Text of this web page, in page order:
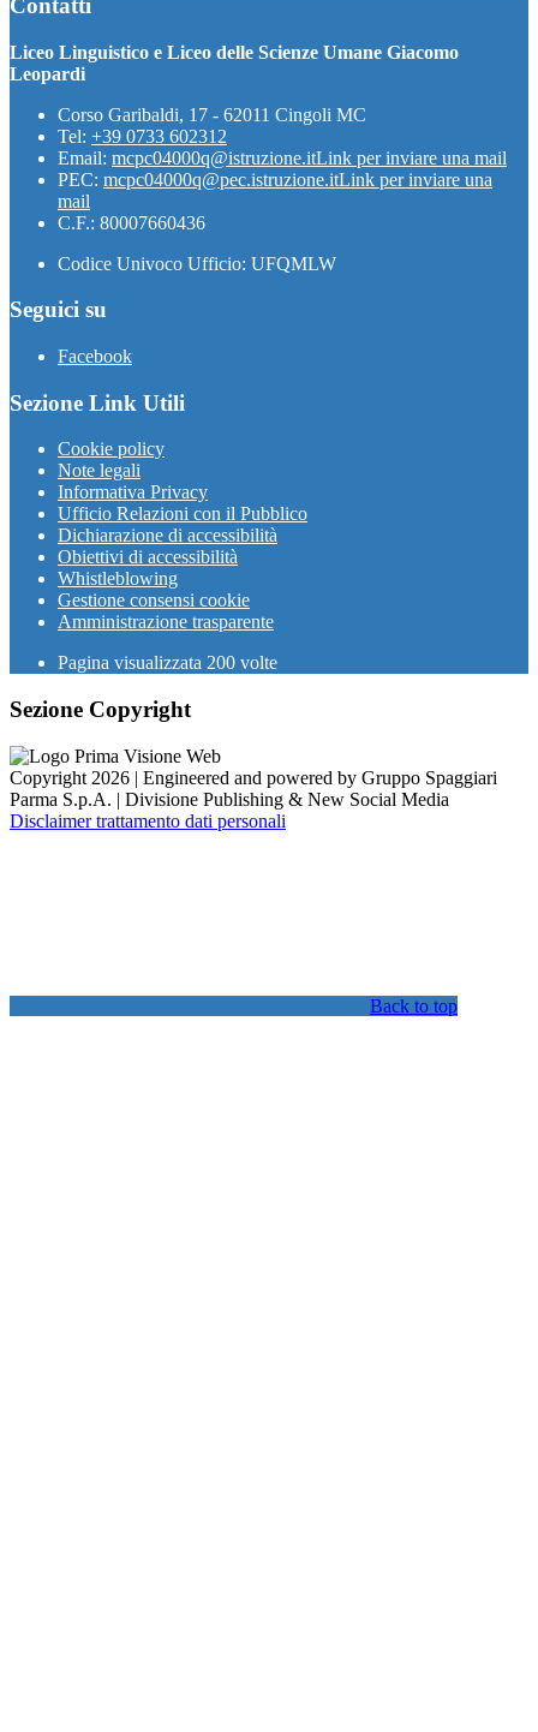
Contatti
Liceo Linguistico e Liceo delle Scienze Umane Giacomo
Leopardi
Corso Garibaldi, 17 - 62011 Cingoli MC
Tel: +39 0733 602312
Email: mcpc04000q@istruzione.itLink per inviare una mail
PEC: mcpc04000q@pec.istruzione.itLink per inviare una
mail
C.F.: 80007660436
Codice Univoco Ufficio: UFQMLW
Seguici su
Facebook
Sezione Link Utili
Cookie policy
Note legali
Informativa Privacy
Ufficio Relazioni con il Pubblico
Dichiarazione di accessibilità
Obiettivi di accessibilità
Whistleblowing
Gestione consensi cookie
Amministrazione trasparente
Pagina visualizzata 200 volte
Sezione Copyright
Copyright 2026 | Engineered and powered by Gruppo Spaggiari
Parma S.p.A. | Divisione Publishing & New Social Media
Disclaimer trattamento dati personali
Back to top